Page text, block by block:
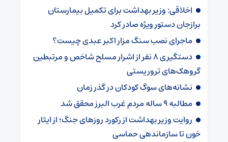
اخلاقی: وزیر بهداشت برای تکمیل بیمارستان
برازجان دستور ویژه‌ صادر کرد
ماجرای نصب سنگ مزار اکبر عبدی چیست؟
دستگیری 8 نفر از اشرار مسلح شاخص و مرتبطین
گروهک‌های تروریستی
نشانه‌های سوگ کودکان در گذر زمان
مطالبه ۹ ساله مردم غرب البرز محقق شد
روایت وزیر بهداشت از رکورد روزهای جنگ؛ از ایثار
خون تا سازماندهی حماسی